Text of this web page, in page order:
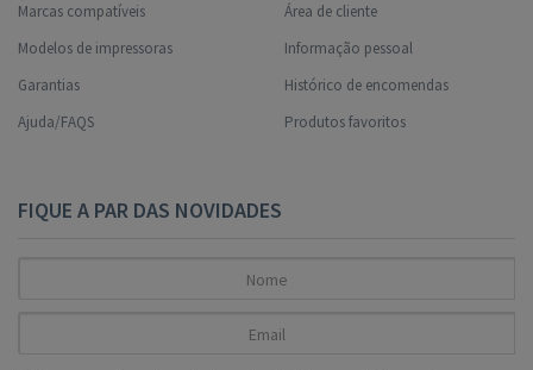
Marcas compatíveis
Modelos de impressoras
Garantias
Ajuda/FAQS
Área de cliente
Informação pessoal
Histórico de encomendas
Produtos favoritos
FIQUE A PAR DAS NOVIDADES